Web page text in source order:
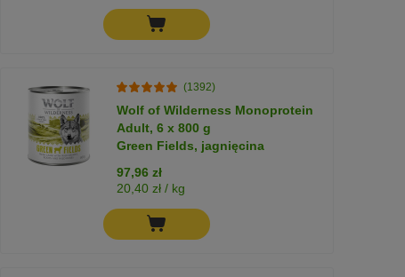
(1392)
Wolf of Wilderness Monoprotein
Adult, 6 x 800 g
Green Fields, jagnięcina
97,96 zł
20,40 zł / kg